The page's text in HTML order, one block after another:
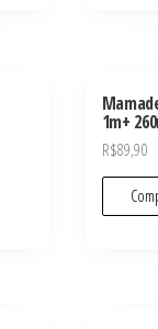
1m+
R$89,90